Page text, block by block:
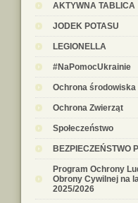
AKTYWNA TABLICA
JODEK POTASU
LEGIONELLA
#NaPomocUkrainie
Ochrona środowiska
Ochrona Zwierząt
Społeczeństwo
BEZPIECZEŃSTWO
Program Ochrony
Obrony Cywilnej na
2025/2026